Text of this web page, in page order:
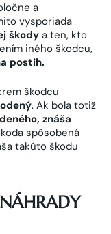
a
vysporiada
škody a ten, kto
iného škodcu,
postih.
škodcu
. Ak bola totiž
znáša
spôsobená
takúto škodu